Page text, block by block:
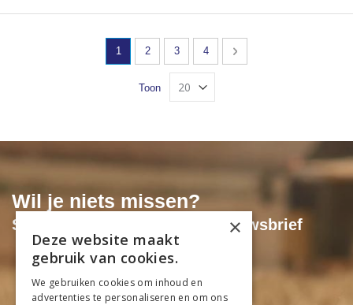
Pagina
U lees momenteel pagina
1 Pagina
2 Pagina
3 Pagina
4 Pagina
Volgende
Toon
Wil je niets missen?
Schrijf je dan in voor onze nieuwsbrief
Exclusieve acties & kortingen
Als eerste op de hoogte van aanbiedingen
Nieuwste productinformatie
×
Deze website maakt
gebruik van cookies.
We gebruiken cookies om inhoud en
advertenties te personaliseren en om ons